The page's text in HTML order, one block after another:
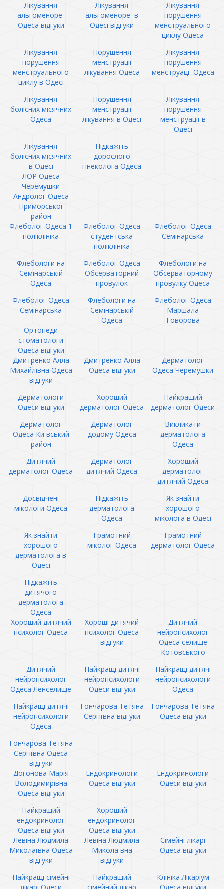
Лікування
альгоменореї
Одеса відгуки
Лікування
альгоменореї в
Одесі відгуки
Лікування
порушення
менструального
циклу Одеса
Лікування
порушення
менструального
циклу в Одесі
Порушення
менструації
лікування Одеса
Лікування
порушення
менструації Одеса
Лікування
болісних місячних
Одеса
Порушення
менструації
лікування в Одесі
Лікування
порушення
менструації в
Одесі
Лікування
болісних місячних
в Одесі
Підкажіть
дорослого
гінеколога Одеса
ЛОР Одеса
Черемушки
Андролог Одеса
Приморської
район
Флеболог Одеса 1
поліклініка
Флеболог Одеса
студентська
поліклініка
Флеболог Одеса
Семінарська
Флебологи на
Семінарській
Одеса
Флеболог Одеса
Обсерваторний
провулок
Флебологи на
Обсерваторному
провулку Одеса
Флеболог Одеса
Семінарська
Флебологи на
Семінарській
Одеса
Флеболог Одеса
Маршала
Говорова
Ортопеди
стоматологи
Одеса відгуки
Дмитренко Алла
Михайлівна Одеса
відгуки
Дмитренко Алла
Одеса відгуки
Дерматолог
Одеса Черемушки
Дерматологи
Одеси відгуки
Хороший
дерматолог Одеса
Найкращий
дерматолог Одеси
Дерматолог
Одеса Київський
район
Дерматолог
додому Одеса
Викликати
дерматолога
Одеса
Дитячий
дерматолог Одеса
Дерматолог
дитячий Одеса
Хороший
дерматолог
дитячий Одеса
Досвідчені
мікологи Одеса
Підкажіть
дерматолога
Одеса
Як знайти
хорошого
міколога в Одесі
Як знайти
хорошого
дерматолога в
Одесі
Грамотний
міколог Одеса
Грамотний
дерматолог Одеса
Підкажіть
дитячого
дерматолога
Одеса
Хороший дитячий
психолог Одеса
Хороші дитячий
психолог Одеса
відгуки
Дитячий
нейропсихолог
Одеса селище
Котовського
Дитячий
нейропсихолог
Одеса Ленселище
Найкращі дитячі
нейропсихологи
Одеси відгуки
Найкращі дитячі
нейропсихологи
Одеса
Найкращі дитячі
нейропсихологи
Одеса
Гончарова Тетяна
Сергіївна відгуки
Гончарова Тетяна
Одеса відгуки
Гончарова Тетяна
Сергіївна Одеса
відгуки
Догонова Марія
Володимирівна
Одеса відгуки
Ендокринологи
Одеса відгуки
Ендокринологи
Одеси відгуки
Найкращий
ендокринолог
Одеса відгуки
Хороший
ендокринолог
Одеса відгуки
Левіна Людмила
Миколаївна Одеса
відгуки
Левіна Людмила
Миколаївна
відгуки
Сімейні лікарі
Одеса відгуки
Найкращі сімейні
лікарі Одеси
Найкращий
сімейний лікар
Клініка Лікаріум
Одеса відгуки